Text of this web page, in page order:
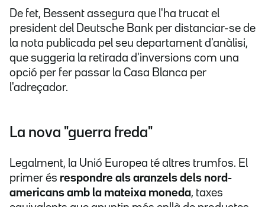
De fet, Bessent assegura que l'ha trucat el
president del Deutsche Bank per distanciar-se de
la nota publicada pel seu departament d'anàlisi,
que suggeria la retirada d'inversions com una
opció per fer passar la Casa Blanca per
l'adreçador.
La nova "guerra freda"
Legalment, la Unió Europea té altres trumfos. El
primer és respondre als aranzels dels nord-
americans amb la mateixa moneda, taxes